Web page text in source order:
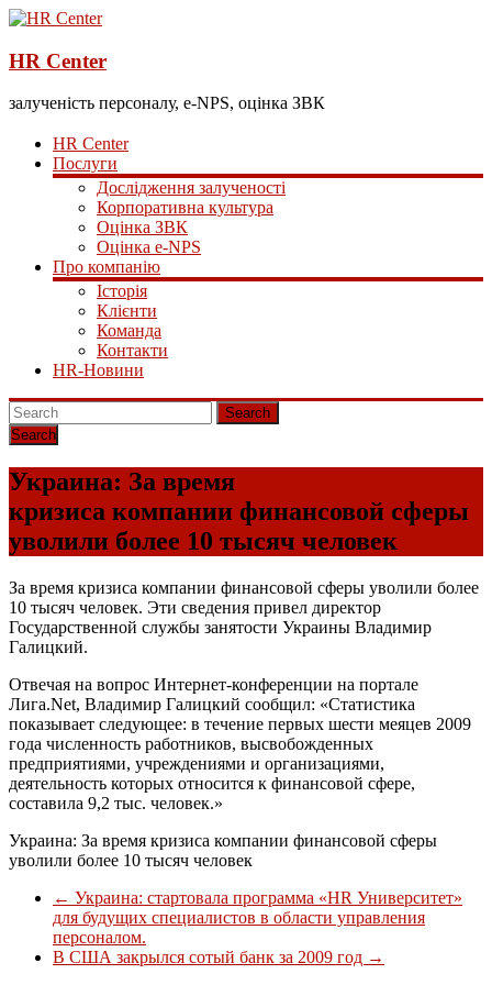
HR Center
залученість персоналу, e-NPS, оцінка ЗВК
HR Center
Послуги
Дослідження залученості
Корпоративна культура
Оцінка ЗВК
Оцінка e-NPS
Про компанію
Історія
Клієнти
Команда
Контакти
HR-Новини
Search
Украина: За время
кризиса компании финансовой сферы
уволили более 10 тысяч человек
За время кризиса компании финансовой сферы уволили более
10 тысяч человек. Эти сведения привел директор
Государственной службы занятости Украины Владимир
Галицкий.
Отвечая на вопрос Интернет-конференции на портале
Лига.Net, Владимир Галицкий сообщил: «Статистика
показывает следующее: в течение первых шести меяцев 2009
года численность работников, высвобожденных
предприятиями, учреждениями и организациями,
деятельность которых относится к финансовой сфере,
составила 9,2 тыс. человек.»
Украина: За время кризиса компании финансовой сферы
уволили более 10 тысяч человек
← Украина: стартовала программа «HR Университет»
для будущих специалистов в области управления
персоналом.
В США закрылся сотый банк за 2009 год →